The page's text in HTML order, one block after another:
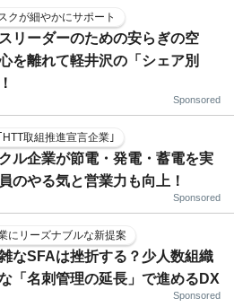
クが細やかにサポート
リーダーのための安らぎの空
を離れて軽井沢の「シェア別
Sponsored
HTT取組推進宣言企業｣
ル企業が節電・発電・蓄電を実
のやる気と営業力も向上！
Sponsored
にリーズナブルな新提案
なSFAは挫折する？少人数組織
「名刺管理の延長」で進めるDX
Sponsored